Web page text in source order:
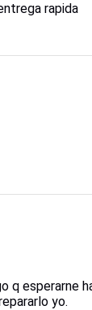
rapida
q esperarne
yo.